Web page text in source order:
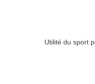
Utilité du sport